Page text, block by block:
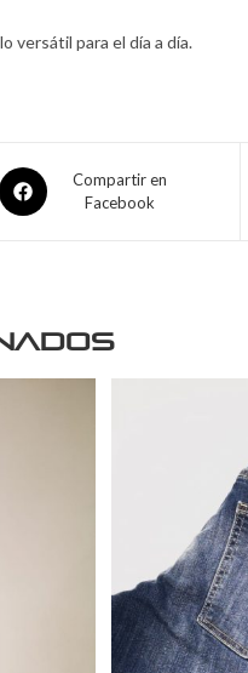
versátil para el día a día.
Compartir en
Facebook